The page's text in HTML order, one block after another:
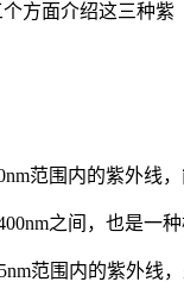
方面介绍这三种紫
范围内的紫外
之间，也是一
范围内的紫外